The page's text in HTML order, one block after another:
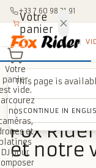
Aller au contenu
+33 7 60 98 21 91
Accueil/Blog/ Guides/
GUIDES
Fox
et notre
Votre
panier
Votre
panier
vide.
nos
et
DJ pour
This page is
CONTINUE IN